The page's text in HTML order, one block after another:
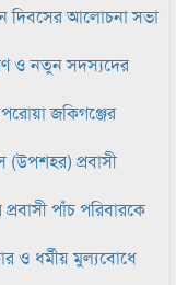
দিবসের আলোচনা সভা
ও নতুন সদস্যদের
জকিগঞ্জের
(উপশহর) প্রবাসী
পাঁচ পরিবারকে
ও ধর্মীয় মুল্যবোধে